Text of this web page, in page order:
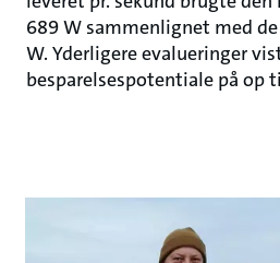
689 W sammenlignet med
W. Yderligere evalueringer
besparelsespotentiale på op